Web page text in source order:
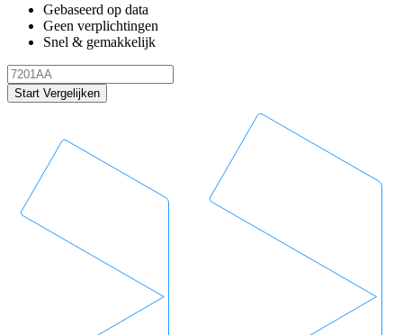
Gebaseerd op data
Geen verplichtingen
Snel & gemakkelijk
Start Vergelijken